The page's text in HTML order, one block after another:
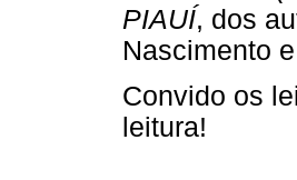
PIAUÍ, dos
Nascimento
Convido os
leitura!